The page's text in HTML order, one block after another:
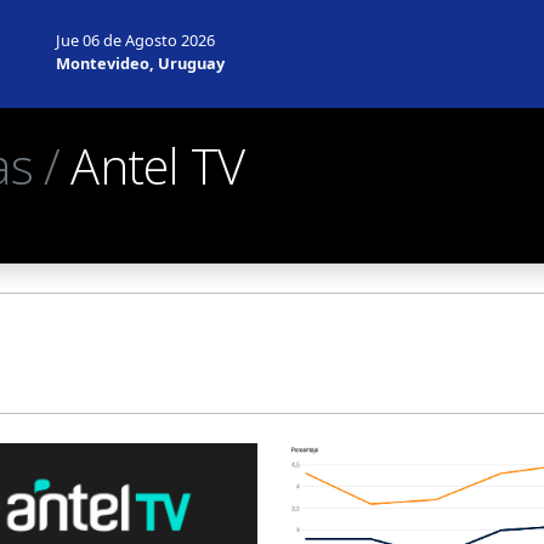
Jue 06 de Agosto 2026
Montevideo, Uruguay
/Antel TV